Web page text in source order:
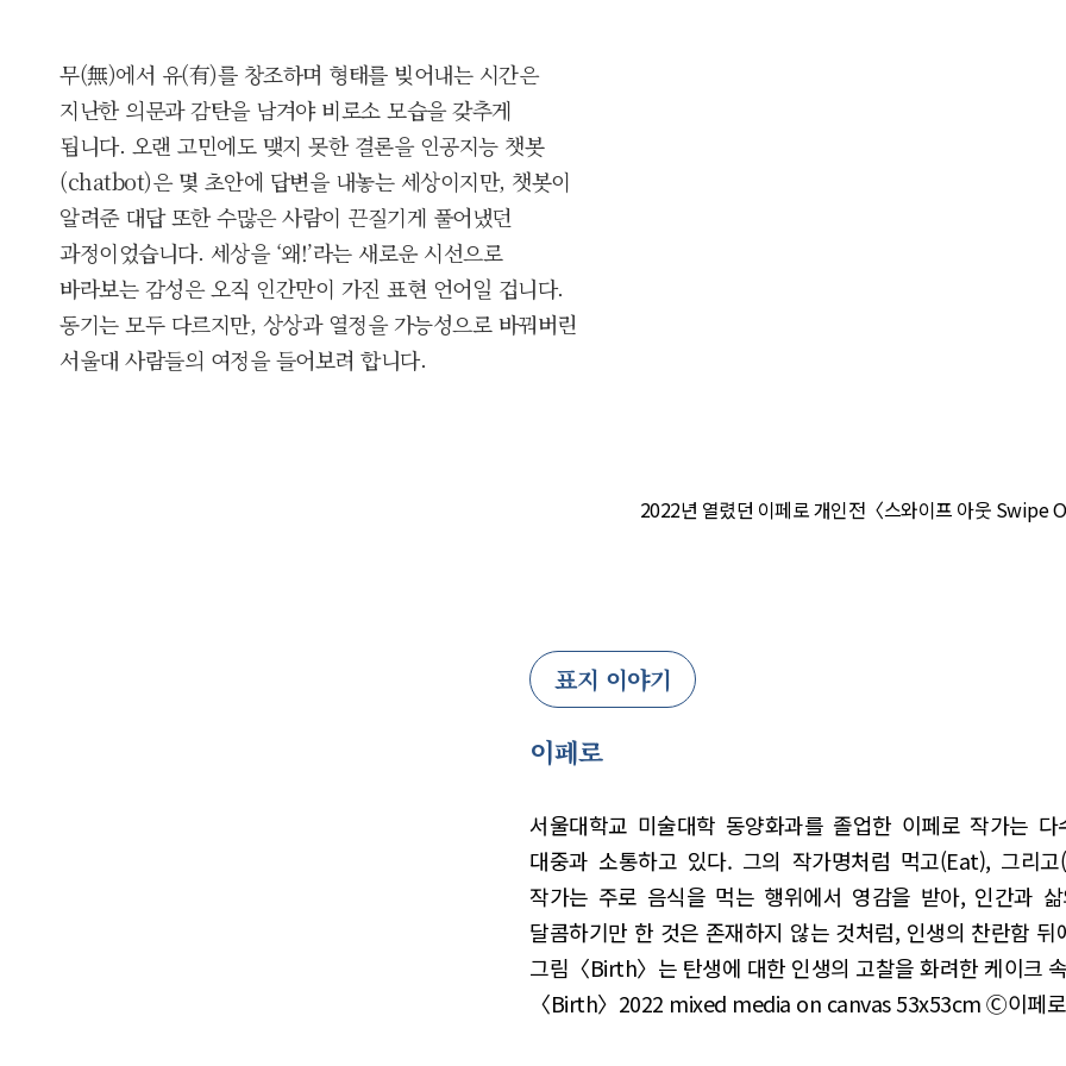
무(無)에서 유(有)를 창조하며 형태를 빚어내는 시간은
지난한 의문과 감탄을 남겨야 비로소 모습을 갖추게
됩니다. 오랜 고민에도 맺지 못한 결론을 인공지능 챗봇
(chatbot)은 몇 초안에 답변을 내놓는 세상이지만, 챗봇이
알려준 대답 또한 수많은 사람이 끈질기게 풀어냈던
과정이었습니다. 세상을 ‘왜!’라는 새로운 시선으로
바라보는 감성은 오직 인간만이 가진 표현 언어일 겁니다.
동기는 모두 다르지만, 상상과 열정을 가능성으로 바꿔버린
서울대 사람들의 여정을 들어보려 합니다.
2022년 열렸던 이페로 개인전〈스와이프 아웃 Swipe
표지 이야기
이페로
서울대학교 미술대학 동양화과를 졸업한 이페로 작가는
대중과 소통하고 있다. 그의 작가명처럼 먹고(Eat), 그리
작가는 주로 음식을 먹는 행위에서 영감을 받아, 인간과
달콤하기만 한 것은 존재하지 않는 것처럼, 인생의 찬란함
그림〈Birth〉는 탄생에 대한 인생의 고찰을 화려한 케이크
〈Birth〉2022 mixed media on canvas 53x53cm Ⓒ이페로